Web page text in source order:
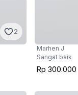
2
Marhen J
Sangat baik
Rp 300.000